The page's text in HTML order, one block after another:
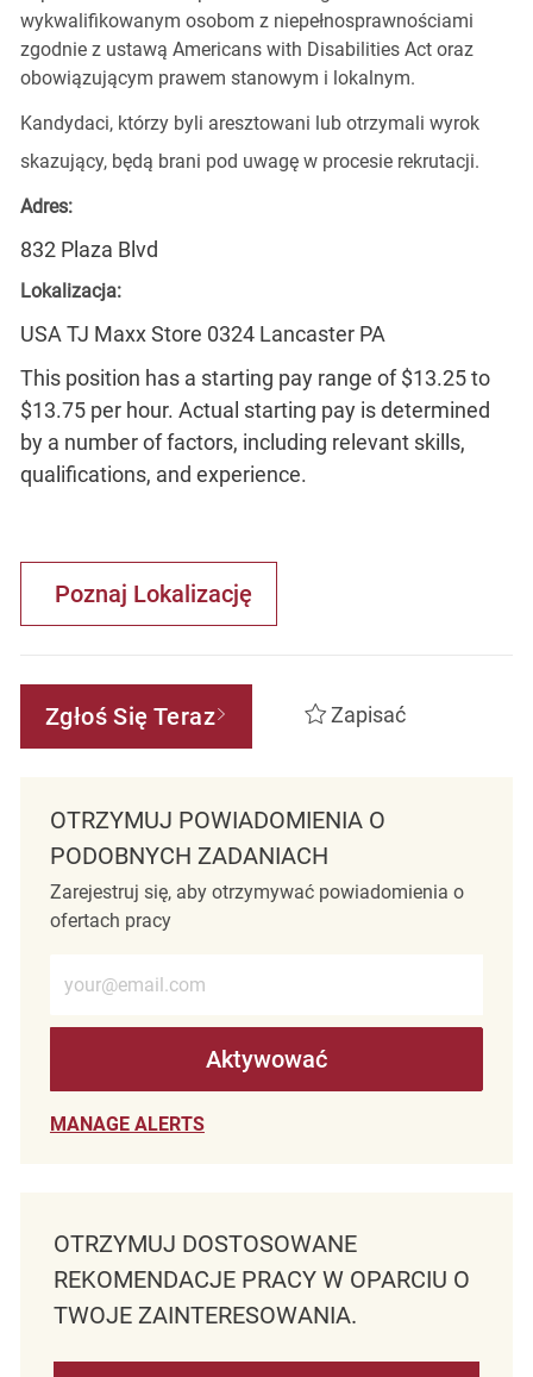
wykwalifikowanym osobom z niepełnosprawnościami
zgodnie z ustawą Americans with Disabilities Act oraz
obowiązującym prawem stanowym i lokalnym.
Kandydaci, którzy byli aresztowani lub otrzymali wyrok
skazujący, będą brani pod uwagę w procesie rekrutacji.
Adres:
832 Plaza Blvd
Lokalizacja:
USA TJ Maxx Store 0324 Lancaster PA
This position has a starting pay range of $13.25 to
$13.75 per hour. Actual starting pay is determined
by a number of factors, including relevant skills,
qualifications, and experience.
Poznaj Lokalizację
Zgłoś Się Teraz Zapisać
OTRZYMUJ POWIADOMIENIA O
PODOBNYCH ZADANIACH
Zarejestruj się, aby otrzymywać powiadomienia o
ofertach pracy
Aktywować
MANAGE ALERTS
OTRZYMUJ DOSTOSOWANE
REKOMENDACJE PRACY W OPARCIU O
TWOJE ZAINTERESOWANIA.